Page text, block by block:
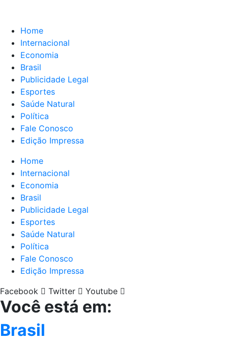
Home
Internacional
Economia
Brasil
Publicidade Legal
Esportes
Saúde Natural
Política
Fale Conosco
Edição Impressa
Home
Internacional
Economia
Brasil
Publicidade Legal
Esportes
Saúde Natural
Política
Fale Conosco
Edição Impressa
Facebook
Twitter Youtube
Você está em:
Brasil